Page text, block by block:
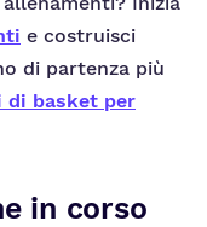
e costruisci
di partenza più
di basket per
in corso